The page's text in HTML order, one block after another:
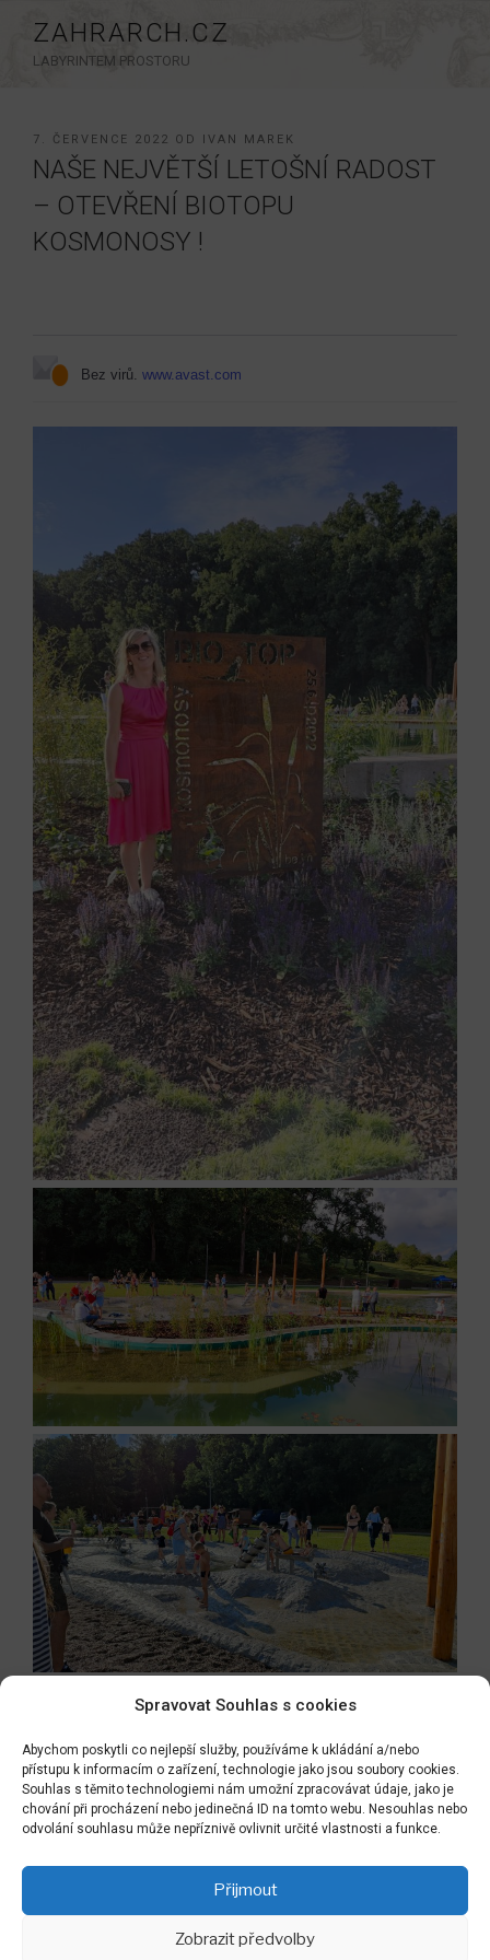
Spravovat Souhlas s cookies
Abychom poskytli co nejlepší služby, používáme k ukládání a/nebo
přístupu k informacím o zařízení, technologie jako jsou soubory cookies.
Souhlas s těmito technologiemi nám umožní zpracovávat údaje, jako je
chování při procházení nebo jedinečná ID na tomto webu. Nesouhlas nebo
odvolání souhlasu může nepříznivě ovlivnit určité vlastnosti a funkce.
Přijmout
Zobrazit předvolby
obsahu
ZAHRARCH.CZ
LABYRINTEM PROSTORU
PUBLIKOVÁNO
7. ČERVENCE 2022 OD IVAN MAREK
NAŠE NEJVĚTŠÍ LETOŠNÍ RADOST
– OTEVŘENÍ BIOTOPU
KOSMONOSY !
Bez virů.www.avast.com